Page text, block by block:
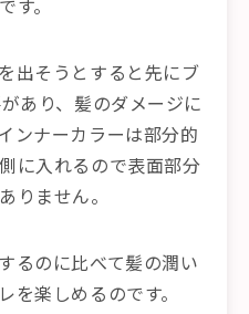
す。
出そうとすると先にブ
あり、髪のダメージに
ンナーカラーは部分的
に入れるので表面部分
りません。
るのに比べて髪の潤い
を楽しめるのです。